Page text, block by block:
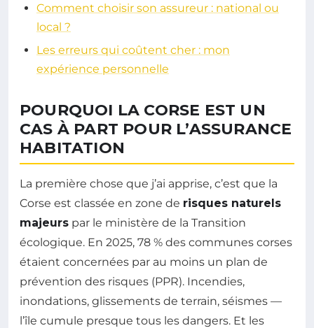
Comment choisir son assureur : national ou
local ?
Les erreurs qui coûtent cher : mon
expérience personnelle
POURQUOI LA CORSE EST UN
CAS À PART POUR L’ASSURANCE
HABITATION
La première chose que j’ai apprise, c’est que la
Corse est classée en zone de risques naturels
majeurs par le ministère de la Transition
écologique. En 2025, 78 % des communes corses
étaient concernées par au moins un plan de
prévention des risques (PPR). Incendies,
inondations, glissements de terrain, séismes —
l’île cumule presque tous les dangers. Et les